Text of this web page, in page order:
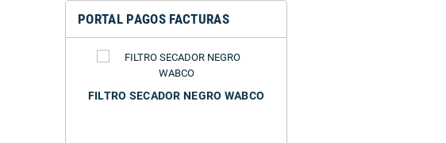
PORTAL PAGOS FACTURAS
FILTRO SECADOR NEGRO WABCO